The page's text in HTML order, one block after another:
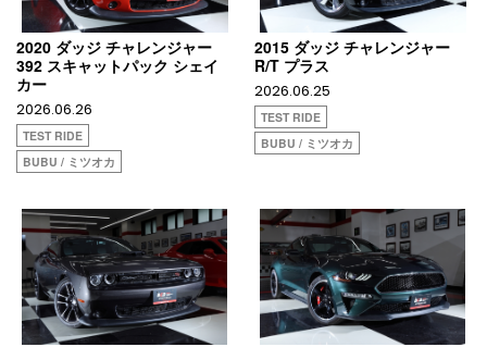
2020 ダッジ チャレンジャー
392 スキャットパック シェイ
カー
2026.06.26
TEST RIDE
BUBU / ミツオカ
2015 ダッジ チャレンジャー
R/T プラス
2026.06.25
TEST RIDE
BUBU / ミツオカ